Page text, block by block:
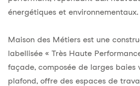
énergétiques et environnementaux.
Maison des Métiers est une
labellisée « Très Haute
façade, composée de larges baies
plafond, offre des espaces de